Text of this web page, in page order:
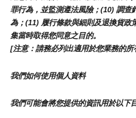
罪行為，並監測遵法風險；(10) 調查
為；(11) 履行條款與細則及退換貨政
集當時取得您同意之目的。
[注意：請務必列出適用於您業務的所
我們如何使用個人資料
我們可能會將您提供的資訊用於以下